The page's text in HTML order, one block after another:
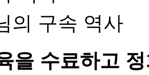
의 구속 역사
을 수료하고